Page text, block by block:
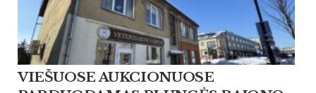
VIEŠUOSE AUKCIONUOSE